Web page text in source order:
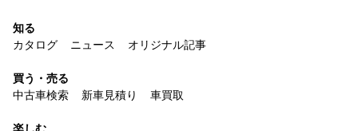
知る
カタログ
ニュース オリジナル記事
買う・売る
中古車検索
新車見積り 車買取